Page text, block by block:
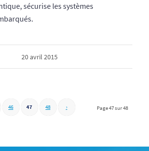
sécurise les systèmes
20 avril 2015
Page 47 sur 48
46 47 48 ›